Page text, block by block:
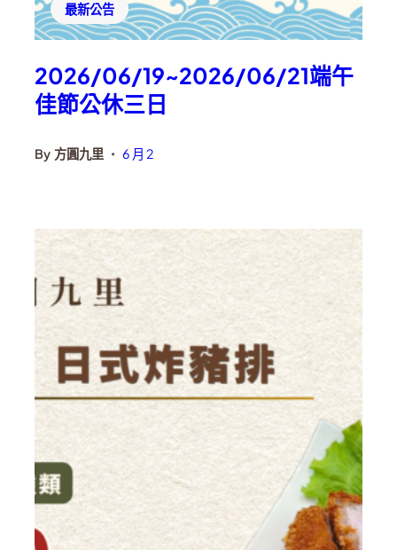
最新公告
2026/06/19~2026/06/21端午
佳節公休三日
By 方圓九里 • 6 月 2